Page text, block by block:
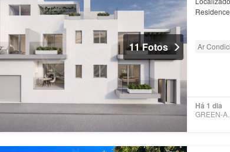
11 Fotos Ar
Há 1 dia
GREEN-ACRES